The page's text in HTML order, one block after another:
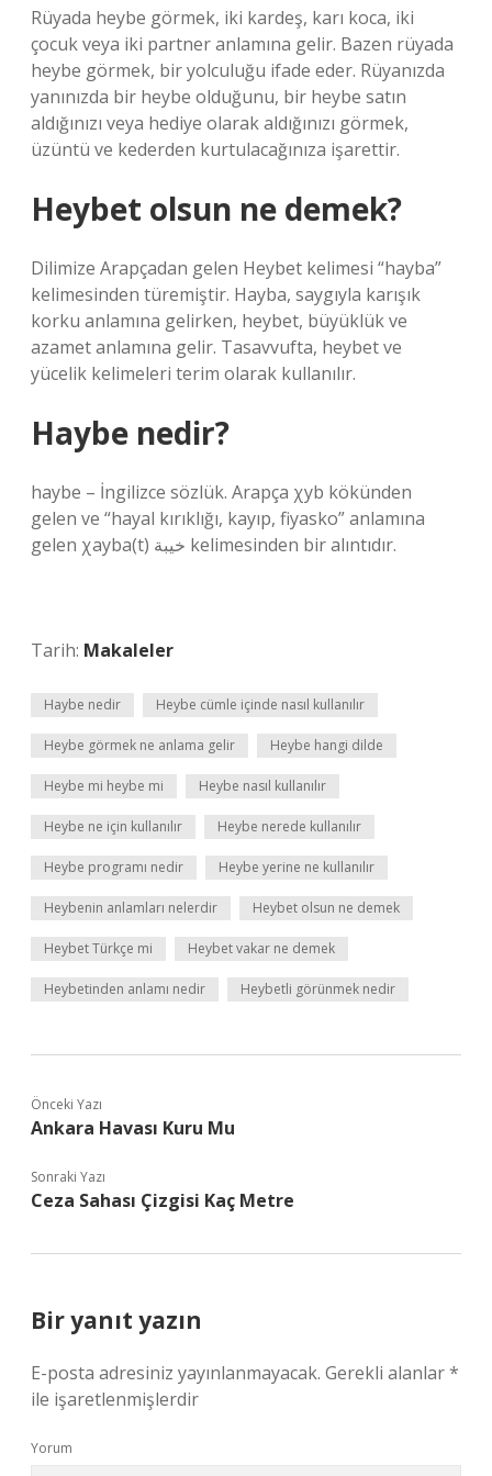
Rüyada heybe görmek, iki kardeş, karı koca, iki
çocuk veya iki partner anlamına gelir. Bazen rüyada
heybe görmek, bir yolculuğu ifade eder. Rüyanızda
yanınızda bir heybe olduğunu, bir heybe satın
aldığınızı veya hediye olarak aldığınızı görmek,
üzüntü ve kederden kurtulacağınıza işarettir.
Heybet olsun ne demek?
Dilimize Arapçadan gelen Heybet kelimesi “hayba”
kelimesinden türemiştir. Hayba, saygıyla karışık
korku anlamına gelirken, heybet, büyüklük ve
azamet anlamına gelir. Tasavvufta, heybet ve
yücelik kelimeleri terim olarak kullanılır.
Haybe nedir?
haybe – İngilizce sözlük. Arapça χyb kökünden
gelen ve “hayal kırıklığı, kayıp, fiyasko” anlamına
gelen χayba(t) خيبة kelimesinden bir alıntıdır.
Tarih: Makaleler
Haybe nedir Heybe cümle içinde nasıl kullanılır
Heybe görmek ne anlama gelir Heybe hangi dilde
Heybe mi heybe mi Heybe nasıl kullanılır
Heybe ne için kullanılır Heybe nerede kullanılır
Heybe programı nedir Heybe yerine ne kullanılır
Heybenin anlamları nelerdir Heybet olsun ne demek
Heybet Türkçe mi Heybet vakar ne demek
Heybetinden anlamı nedir Heybetli görünmek nedir
Önceki Yazı
Ankara Havası Kuru Mu
Sonraki Yazı
Ceza Sahası Çizgisi Kaç Metre
Bir yanıt yazın
E-posta adresiniz yayınlanmayacak. Gerekli alanlar*
ile işaretlenmişlerdir
Yorum